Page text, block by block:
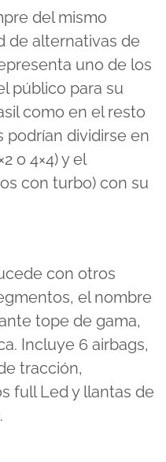
del mismo
de alternativas de
uno de los
público para su
como en el resto
podrían dividirse en
o 4×4) y el
con turbo) con su
con otros
el nombre
tope de gama,
Incluye 6 airbags,
tracción,
full Led y llantas de